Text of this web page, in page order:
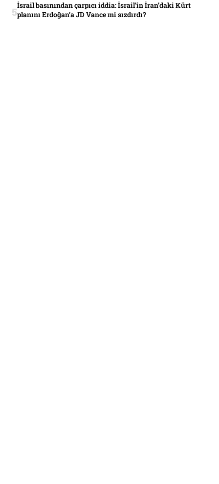
İsrail basınından çarpıcı iddia: İsrail’in İran’daki Kürt
planını Erdoğan’a JD Vance mi sızdırdı?